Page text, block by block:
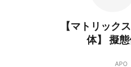
【マトリック
体】 擬
APO